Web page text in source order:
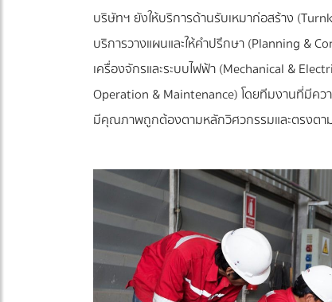
บริษัทฯ ยังให้บริการด้านรับเหมาก่อสร้าง
บริการวางแผนและให้คำปรึกษา (Planning &
เครื่องจักรและระบบไฟฟ้า (Mechanical &
Operation & Maintenance) โดยทีมงานที่มีคว
มีคุณภาพถูกต้องตามหลักวิศวกรรมและตรงตาม